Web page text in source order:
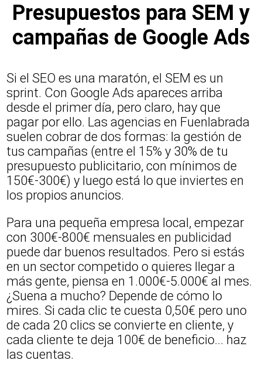
Presupuestos para SEM y
campañas de Google Ads
Si el SEO es una maratón, el SEM es un
sprint. Con Google Ads apareces arriba
desde el primer día, pero claro, hay que
pagar por ello. Las agencias en Fuenlabrada
suelen cobrar de dos formas: la gestión de
tus campañas (entre el 15% y 30% de tu
presupuesto publicitario, con mínimos de
150€-300€) y luego está lo que inviertes en
los propios anuncios.
Para una pequeña empresa local, empezar
con 300€-800€ mensuales en publicidad
puede dar buenos resultados. Pero si estás
en un sector competido o quieres llegar a
más gente, piensa en 1.000€-5.000€ al mes.
¿Suena a mucho? Depende de cómo lo
mires. Si cada clic te cuesta 0,50€ pero uno
de cada 20 clics se convierte en cliente, y
cada cliente te deja 100€ de beneficio... haz
las cuentas.